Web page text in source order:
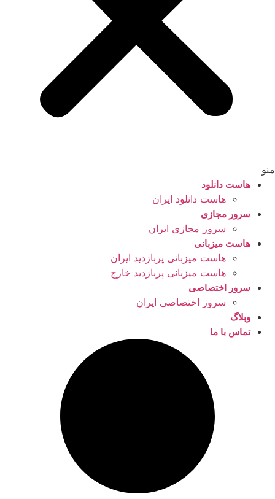
منو
هاست دانلود
هاست دانلود ایران
سرور مجازی
سرور مجازی ایران
هاست میزبانی
هاست میزبانی پربازدید ایران
هاست میزبانی پربازدید خارج
سرور اختصاصی
سرور اختصاصی ایران
وبلاگ
تماس با ما